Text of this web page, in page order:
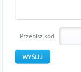
Przepisz kod